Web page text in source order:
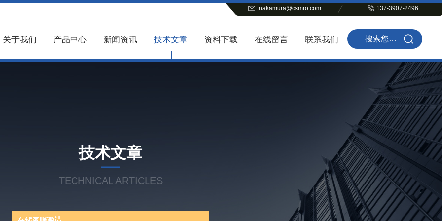
lnakamura@csmro.com 137-3907-2496
关于我们 产品中心 新闻资讯 技术文章 资料下载 在线留言 联系我们
技术文章
TECHNICAL ARTICLES